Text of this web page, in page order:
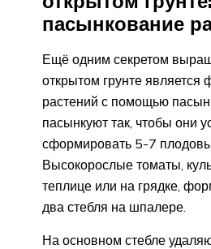
пасынкование
Ещё одним секретом
открытом грунте
растений с помощью
пасынкуют так, чтобы они
сформировать 5-7
Высокорослые томаты,
теплице или на грядке,
два стебля на шпалере.
На основном стебле